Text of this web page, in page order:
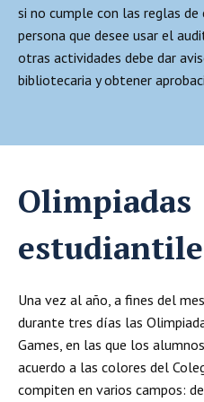
si no cumple con las reglas
persona que desee usar el
otras actividades debe dar
bibliotecaria y obtener
Olimpiadas
Una vez al año, a fines del
durante tres días las
Games, en las que los
acuerdo a las colores del
compiten en varios campos: